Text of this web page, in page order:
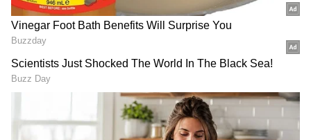
RECOMMENDED STORIES